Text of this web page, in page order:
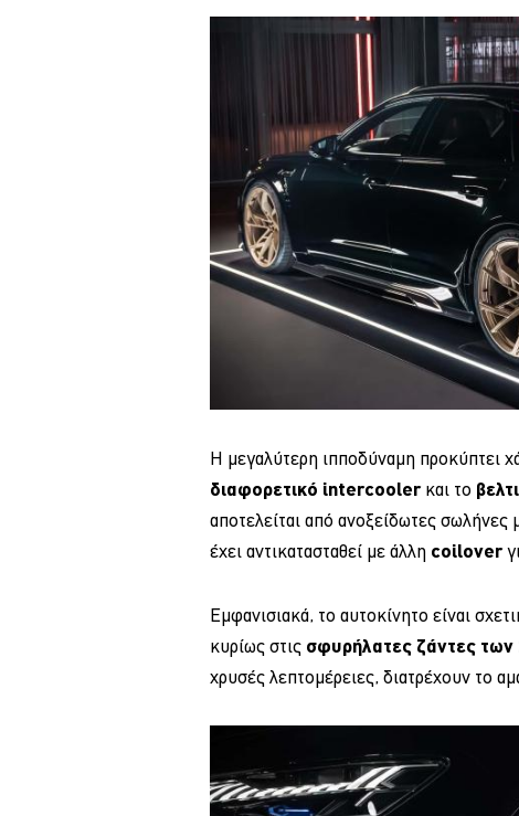
Η μεγαλύτερη ιπποδύναμη προκύπτει
διαφορετικό intercoolerκαι το
αποτελείται από ανοξείδωτες σωλήνες
έχει αντικατασταθεί με άλλη coilover
Εμφανισιακά, το αυτοκίνητο είναι
κυρίως στις σφυρήλατες ζάντες των
χρυσές λεπτομέρειες, διατρέχουν το